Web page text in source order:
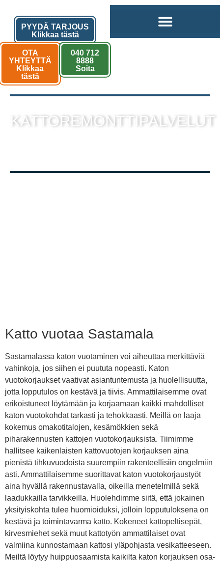
PYYDÄ TARJOUS
Klikkaa tästä
OTA
YHTEYTTÄ
Klikkaa
tästä
040 712
8888
Soita
KATTOREMONTTIPALVELUT
Katto vuotaa Sastamala
Sastamalassa katon vuotaminen voi aiheuttaa merkittäviä
vahinkoja, jos siihen ei puututa nopeasti. Katon
vuotokorjaukset vaativat asiantuntemusta ja huolellisuutta,
jotta lopputulos on kestävä ja tiivis. Ammattilaisemme ovat
erikoistuneet löytämään ja korjaamaan kaikki mahdolliset
katon vuotokohdat tarkasti ja tehokkaasti. Meillä on laaja
kokemus omakotitalojen, kesämökkien sekä
piharakennusten kattojen vuotokorjauksista. Tiimimme
hallitsee kaikenlaisten kattovuotojen korjauksen aina
pienistä tihkuvuodoista suurempiin rakenteellisiin ongelmiin
asti. Ammattilaisemme suorittavat katon vuotokorjaustyöt
aina hyvällä rakennustavalla, oikeilla menetelmillä sekä
laadukkailla tarvikkeilla. Huolehdimme siitä, että jokainen
yksityiskohta tulee huomioiduksi, jolloin lopputuloksena on
kestävä ja toimintavarma katto. Kokeneet kattopeltisepät,
kirvesmiehet sekä muut kattotyön ammattilaiset ovat
valmiina kunnostamaan kattosi yläpohjasta vesikatteeseen.
Meiltä löytyy huippuosaamista kaikilta katon korjauksen osa-